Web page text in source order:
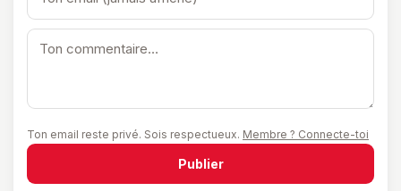
Ton email reste privé. Sois respectueux. Membre ? Connecte-toi
Publier